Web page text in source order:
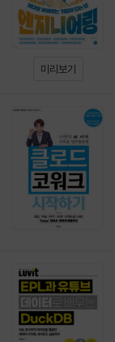
미리보기